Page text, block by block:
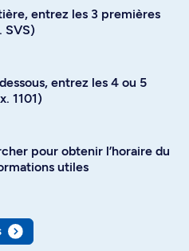
entrez les 3 premières
SVS)
entrez les 4 ou 5
1101)
pour obtenir l’horaire du
utiles